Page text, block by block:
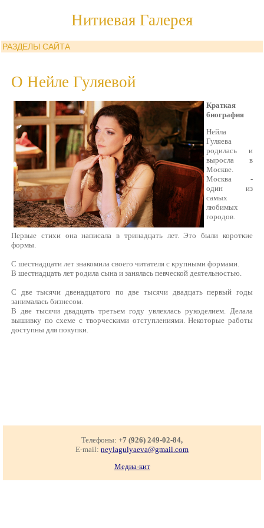
Нитиевая Галерея
РАЗДЕЛЫ САЙТА
О Нейле Гуляевой
Краткая
биография
Нейла
Гуляева
родилась и
выросла в
Москве.
Москва -
один из
самых
любимых
городов.
Первые стихи она написала в тринадцать лет. Это были короткие
формы.
С шестнадцати лет знакомила своего читателя с крупными формами.
В шестнадцать лет родила сына и занялась певческой деятельностью.
С две тысячи двенадцатого по две тысячи двадцать первый годы
занималась бизнесом.
В две тысячи двадцать третьем году увлеклась рукоделием. Делала
вышивку по схеме с творческими отступлениями. Некоторые работы
доступны для покупки.
Телефоны: +7 (926) 249-02-84,
E-mail: neylagulyaeva@gmail.com
Медиа-кит